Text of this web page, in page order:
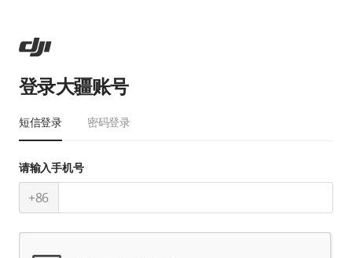
登录大疆账号
短信登录 密码登录
请输入手机号
+86